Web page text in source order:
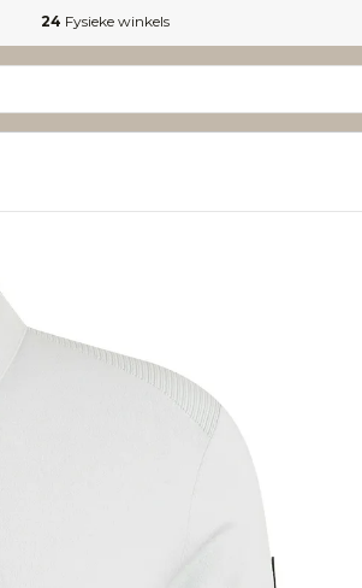
24 Fysieke winkels